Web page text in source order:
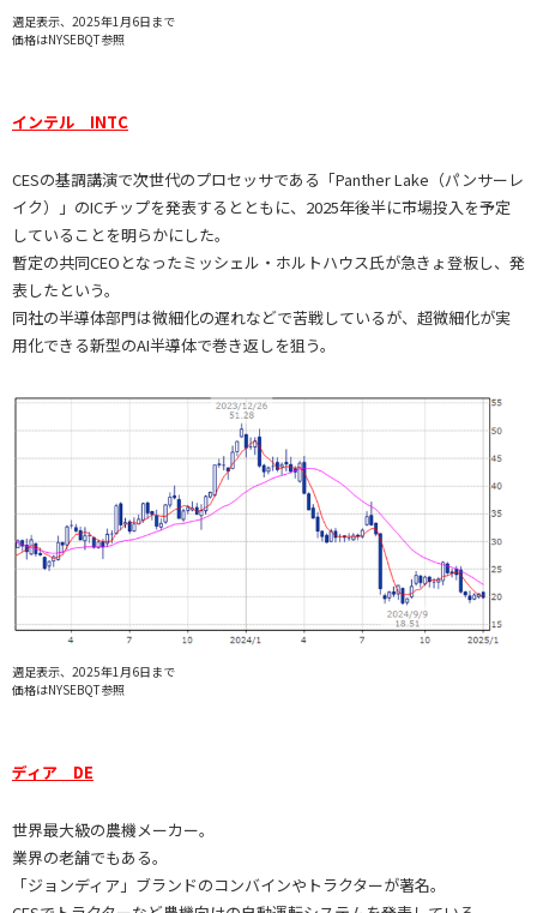
週足表示、2025年1月6日まで
価格はNYSEBQT参照
インテル INTC
CESの基調講演で次世代のプロセッサである「Panther Lake（パンサーレ
イク）」のICチップを発表するとともに、2025年後半に市場投入を予定
していることを明らかにした。
暫定の共同CEOとなったミッシェル・ホルトハウス氏が急きょ登板し、発
表したという。
同社の半導体部門は微細化の遅れなどで苦戦しているが、超微細化が実
用化できる新型のAI半導体で巻き返しを狙う。
週足表示、2025年1月6日まで
価格はNYSEBQT参照
ディア DE
世界最大級の農機メーカー。
業界の老舗でもある。
「ジョンディア」ブランドのコンバインやトラクターが著名。